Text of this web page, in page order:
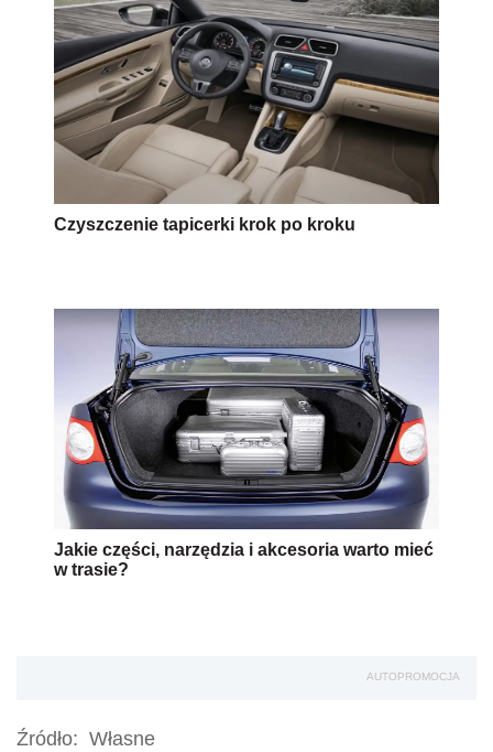
Czyszczenie tapicerki krok po kroku
Jakie części, narzędzia i akcesoria warto mieć
w trasie?
AUTOPROMOCJA
Źródło: Własne